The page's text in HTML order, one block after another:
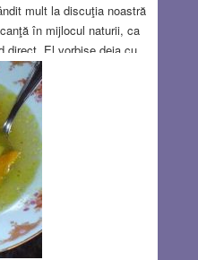
mult la discuţia noastră
în mijlocul naturii, ca
direct. El vorbise deja cu
naturale deja
a muntelui şi a
Neagu, petrecea în fiecare
la pescuit de păstrăvi
pe un vârf de